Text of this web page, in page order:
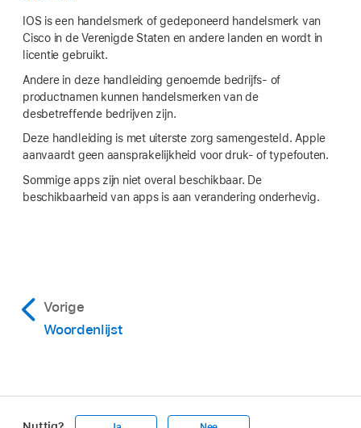
IOS is een handelsmerk of gedeponeerd handelsmerk van
Cisco in de Verenigde Staten en andere landen en wordt in
licentie gebruikt.
Andere in deze handleiding genoemde bedrijfs- of
productnamen kunnen handelsmerken van de
desbetreffende bedrijven zijn.
Deze handleiding is met uiterste zorg samengesteld. Apple
aanvaardt geen aansprakelijkheid voor druk- of typefouten.
Sommige apps zijn niet overal beschikbaar. De
beschikbaarheid van apps is aan verandering onderhevig.
Vorige
Woordenlijst